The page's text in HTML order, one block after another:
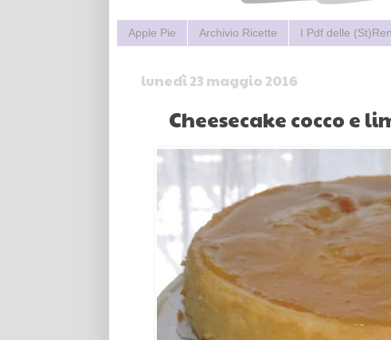
Apple Pie Archivio Ricette I Pdf delle
lunedì 23 maggio 2016
Cheesecake cocco e